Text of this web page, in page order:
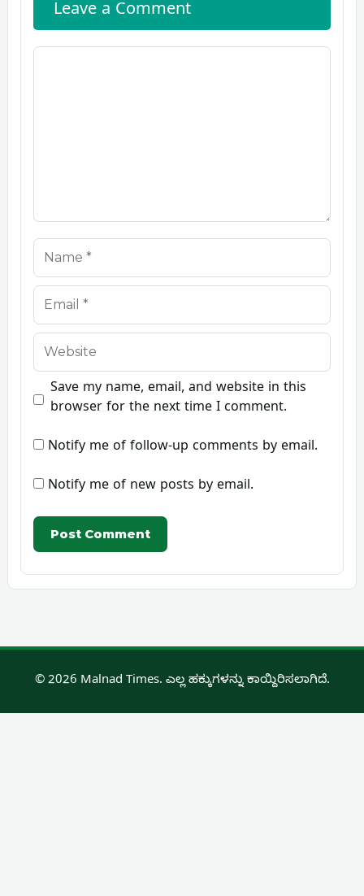
Leave a Comment
Comment
Name
Email
Website
Save my name, email, and website in this
browser for the next time I comment.
Notify me of follow-up comments by email.
Notify me of new posts by email.
© 2026 Malnad Times. ಎಲ್ಲ ಹಕ್ಕುಗಳನ್ನು ಕಾಯ್ದಿರಿಸಲಾಗಿದೆ.